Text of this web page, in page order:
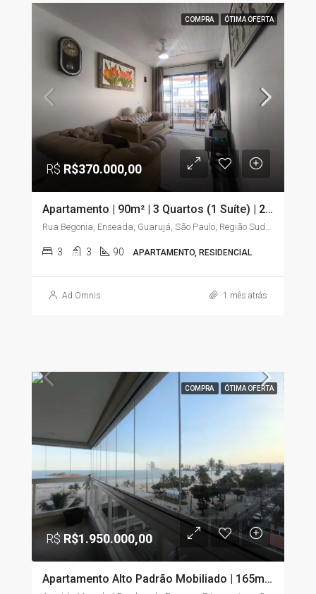
COMPRA ÓTIMA OFERTA
R$ R$370.000,00
Apartamento | 90m² | 3 Quartos (1 Suíte) | 2 Sacadas | Elevador | Enseada – Guarujá/SP
Rua Begonia, Enseada, Guarujá, São Paulo, Região Sudeste, 11441-225, Brasil
3 3 90 APARTAMENTO, RESIDENCIAL
Ad Omnis 1 mês atrás
COMPRA ÓTIMA OFERTA
R$ R$1.950.000,00
Apartamento Alto Padrão Mobiliado | 165m² | 3 Suítes | Vista para o Mar | Pitangueiras – Guarujá/SP